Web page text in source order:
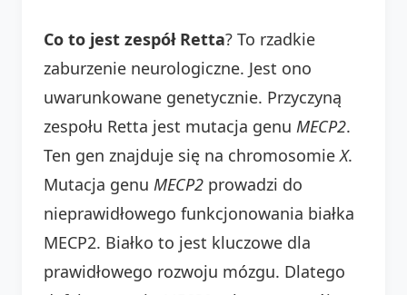
Co to jest zespół Retta? To rzadkie
zaburzenie neurologiczne. Jest ono
uwarunkowane genetycznie. Przyczyną
zespołu Retta jest mutacja genu MECP2.
Ten gen znajduje się na chromosomie X.
Mutacja genu MECP2 prowadzi do
nieprawidłowego funkcjonowania białka
MECP2. Białko to jest kluczowe dla
prawidłowego rozwoju mózgu. Dlatego